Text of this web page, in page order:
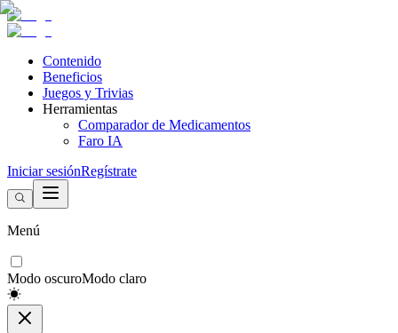
Contenido
Beneficios
Juegos y Trivias
Herramientas
Comparador de Medicamentos
Faro IA
Iniciar sesiónRegístrate
Menú
Modo oscuroModo claro